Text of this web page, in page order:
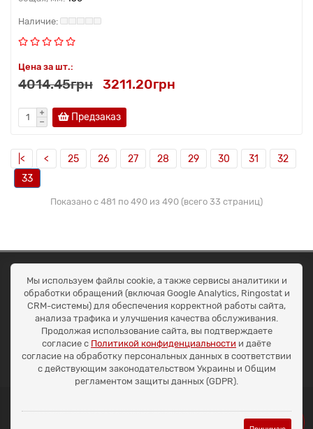
Цена за шт.:
4014.45грн 3211.20грн
Предзаказ
|< < 25 26 27 28 29 30 31
32
33
Показано с 481 по 490 из 490 (всего 33 страниц)
ОКЕАН ТРЕЙД
Договір публичної оферти
Доставка та оплата
Наші контакти
Умови повернення
+38 (099) 452-20-02
+38 (098) 492-20-02
office@ocean.biz.ua
Мы используем файлы cookie, а также сервисы аналитики и
обработки обращений (включая Google Analytics, Ringostat и
CRM-системы) для обеспечения корректной работы сайта,
анализа трафика и улучшения качества обслуживания.
Продолжая использование сайта, вы подтверждаете
согласие с Политикой конфиденциальности и даёте
согласие на обработку персональных данных в соответствии
с действующим законодательством Украины и Общим
регламентом защиты данных (GDPR).